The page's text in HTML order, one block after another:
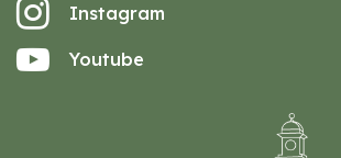
Instagram
Youtube